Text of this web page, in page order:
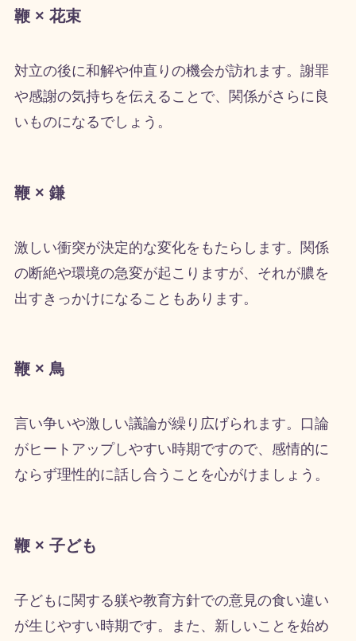
鞭 × 花束
対立の後に和解や仲直りの機会が訪れます。謝罪
や感謝の気持ちを伝えることで、関係がさらに良
いものになるでしょう。
鞭 × 鎌
激しい衝突が決定的な変化をもたらします。関係
の断絶や環境の急変が起こりますが、それが膿を
出すきっかけになることもあります。
鞭 × 鳥
言い争いや激しい議論が繰り広げられます。口論
がヒートアップしやすい時期ですので、感情的に
ならず理性的に話し合うことを心がけましょう。
鞭 × 子ども
子どもに関する躾や教育方針での意見の食い違い
が生じやすい時期です。また、新しいことを始め